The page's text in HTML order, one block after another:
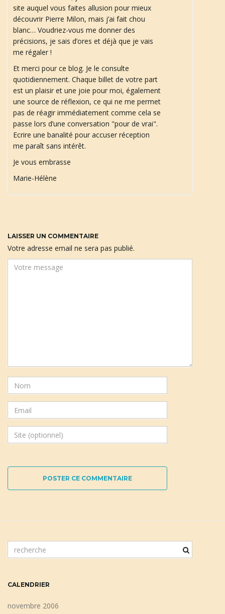
site auquel vous faites allusion pour mieux
découvrir Pierre Milon, mais j’ai fait chou
blanc… Voudriez-vous me donner des
précisions, je sais d’ores et déjà que je vais
me régaler !
Et merci pour ce blog. Je le consulte
quotidiennement. Chaque billet de votre part
est un plaisir et une joie pour moi, également
une source de réflexion, ce qui ne me permet
pas de réagir immédiatement comme cela se
passe lors d’une conversation "pour de vrai".
Ecrire une banalité pour accuser réception
me paraît sans intérêt.
Je vous embrasse
Marie-Hélène
LAISSER UN COMMENTAIRE
Votre adresse email ne sera pas publié.
POSTER CE COMMENTAIRE
o
CALENDRIER
novembre 2006